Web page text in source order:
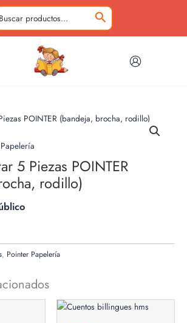
5 Piezas POINTER
rodillo)
, Pointer Papelería